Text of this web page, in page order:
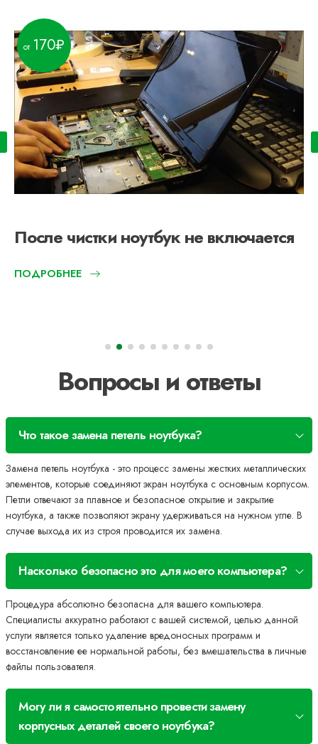
После чистки ноутбук не включается
170
ПОДРОБНЕЕ
Вопросы и ответы
Что такое замена петель ноутбука?
Замена петель ноутбука - это процесс замены жестких металлических
элементов, которые соединяют экран ноутбука с основным корпусом.
Петли отвечают за плавное и безопасное открытие и закрытие
ноутбука, а также позволяют экрану удерживаться на нужном угле. В
случае выхода их из строя проводится их замена.
Насколько безопасно это для моего компьютера?
Процедура абсолютно безопасна для вашего компьютера.
Специалисты аккуратно работают с вашей системой, целью данной
услуги является только удаление вредоносных программ и
восстановление ее нормальной работы, без вмешательства в личные
файлы пользователя.
Могу ли я самостоятельно провести замену
корпусных деталей своего ноутбука?